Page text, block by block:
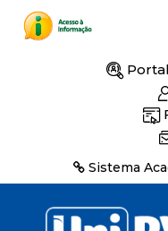
Sistema